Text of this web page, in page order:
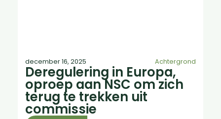
december 16, 2025 Achtergrond
Deregulering in Europa,
oproep aan NSC om zich
terug te trekken uit
commissie